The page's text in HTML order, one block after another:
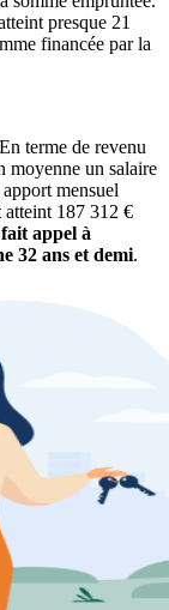
presque 21
financée par la
terme de revenu
moyenne un salaire
mensuel
atteint 187 312 €
appel à
32 ans et demi.